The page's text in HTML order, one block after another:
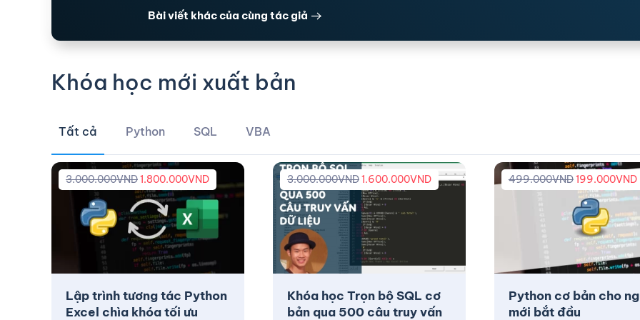
Bài viết khác của cùng tác giả
Khóa học mới xuất bản
Tất cả Python SQL VBA
Lập trình tương tác Python
Excel chìa khóa tối ưu
3.000.000VND1.800.000VND
Khóa học Trọn bộ SQL cơ
bản qua 500 câu truy vấn
3.000.000VND1.600.000VND
Python cơ bản cho
mới bắt đầu
499.000VND199.000VND